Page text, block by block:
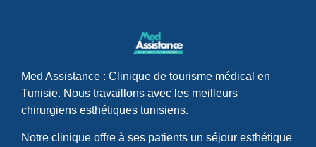
Med Assistance : Clinique de tourisme médical en
Tunisie. Nous travaillons avec les meilleurs
chirurgiens esthétiques tunisiens.
Notre clinique offre à ses patients un séjour esthétique